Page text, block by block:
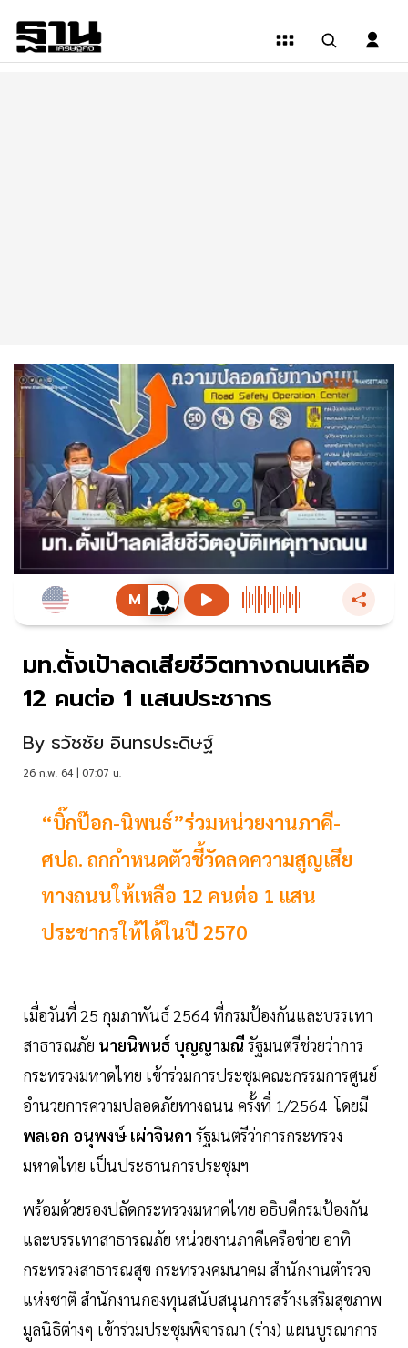
มท.ตั้งเป้าลดเสียชีวิตทางถนนเหลือ
12 คนต่อ 1 แสนประชากร
By ธวัชชัย อินทรประดิษฐ์
26 ก.พ. 64 | 07:07 น.
“บิ๊กป๊อก-นิพนธ์”ร่วมหน่วยงานภาคี-
ศปถ. ถกกำหนดตัวชี้วัดลดความสูญเสีย
ทางถนนให้เหลือ 12 คนต่อ 1 แสน
ประชากรให้ได้ในปี 2570
เมื่อวันที่ 25 กุมภาพันธ์ 2564 ที่กรมป้องกันและบรรเทา
สาธารณภัย นายนิพนธ์ บุญญามณีรัฐมนตรีช่วยว่าการ
กระทรวงมหาดไทย เข้าร่วมการประชุมคณะกรรมการศูนย์
อำนวยการความปลอดภัยทางถนน ครั้งที่ 1/2564 โดยมี
พลเอก อนุพงษ์ เผ่าจินดา รัฐมนตรีว่าการกระทรวง
มหาดไทย เป็นประธานการประชุมฯ
พร้อมด้วยรองปลัดกระทรวงมหาดไทย อธิบดีกรมป้องกัน
และบรรเทาสาธารณภัย หน่วยงานภาคีเครือข่าย อาทิ
กระทรวงสาธารณสุข กระทรวงคมนาคม สำนักงานตำรวจ
แห่งชาติ สำนักงานกองทุนสนับสนุนการสร้างเสริมสุขภาพ
มูลนิธิต่างๆ เข้าร่วมประชุมพิจารณา (ร่าง) แผนบูรณาการ